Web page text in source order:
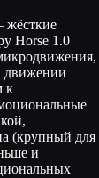
жёсткие
Horse 1.0
движении
к
(крупный для
и